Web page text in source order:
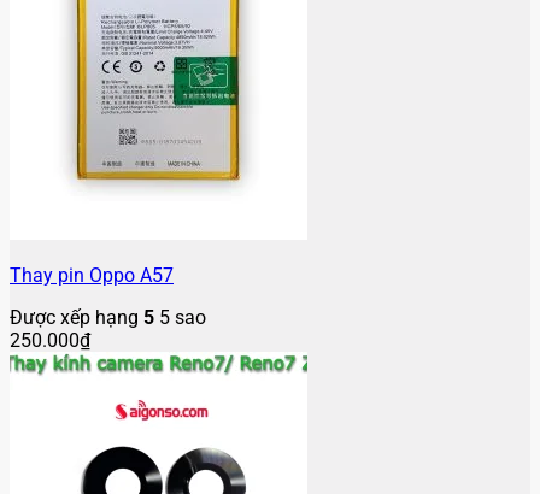
Thay pin Oppo A57
Được xếp hạng 5 5 sao
250.000₫